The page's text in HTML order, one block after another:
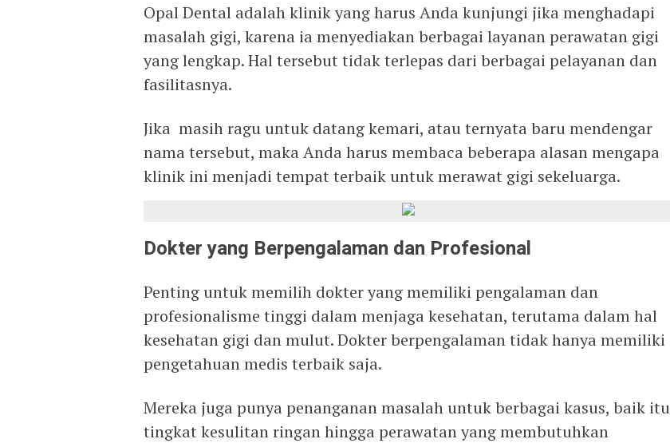
Opal Dental adalah klinik yang harus Anda kunjungi jika menghadapi
masalah gigi, karena ia menyediakan berbagai layanan perawatan gigi
yang lengkap. Hal tersebut tidak terlepas dari berbagai pelayanan dan
fasilitasnya.
Jika masih ragu untuk datang kemari, atau ternyata baru mendengar
nama tersebut, maka Anda harus membaca beberapa alasan mengapa
klinik ini menjadi tempat terbaik untuk merawat gigi sekeluarga.
Dokter yang Berpengalaman dan Profesional
Penting untuk memilih dokter yang memiliki pengalaman dan
profesionalisme tinggi dalam menjaga kesehatan, terutama dalam hal
kesehatan gigi dan mulut. Dokter berpengalaman tidak hanya memiliki
pengetahuan medis terbaik saja.
Mereka juga punya penanganan masalah untuk berbagai kasus, baik itu
tingkat kesulitan ringan hingga perawatan yang membutuhkan